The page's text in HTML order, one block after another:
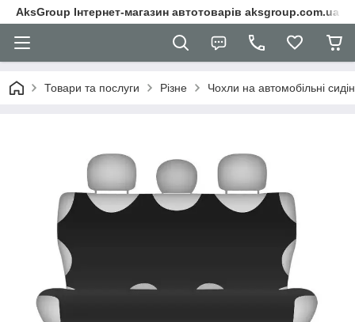
AksGroup Інтернет-магазин автотоварів aksgroup.com.ua
Товари та послуги Різне Чохли на автомобільні